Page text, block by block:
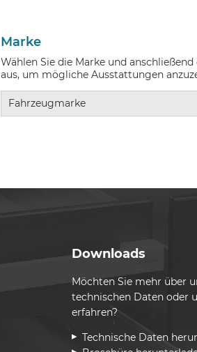
Marke
Wählen Sie die Marke und
aus, um mögliche Ausstattungen
Downloads
Möchten Sie mehr über
technischen Daten oder
erfahren?
Technische Daten